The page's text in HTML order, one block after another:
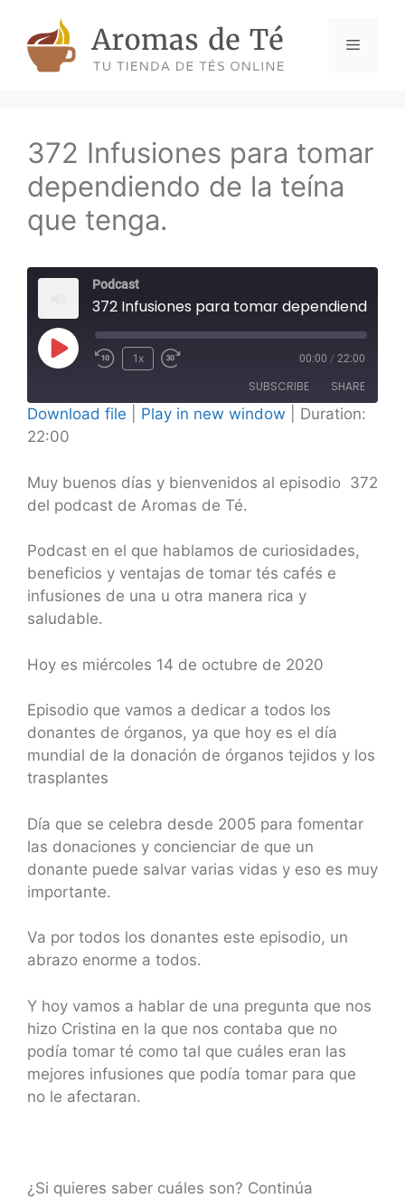
content
Menu
372 Infusiones para tomar
dependiendo de la teína
que tenga.
Podcast
Play
1x 00:00 / 22:00
SUBSCRIBE SHARE
SHARE
LINK
EMBED
Download file Play in new window
Duration:
22:00
Muy buenos días y bienvenidos al episodio 372
del podcast de Aromas de Té.
Podcast en el que hablamos de curiosidades,
beneficios y ventajas de tomar tés cafés e
infusiones de una u otra manera rica y
saludable.
Hoy es miércoles 14 de octubre de 2020
Episodio que vamos a dedicar a todos los
donantes de órganos, ya que hoy es el día
mundial de la donación de órganos tejidos y los
trasplantes
Día que se celebra desde 2005 para fomentar
las donaciones y concienciar de que un
donante puede salvar varias vidas y eso es muy
importante.
Va por todos los donantes este episodio, un
abrazo enorme a todos.
Y hoy vamos a hablar de una pregunta que nos
hizo Cristina en la que nos contaba que no
podía tomar té como tal que cuáles eran las
mejores infusiones que podía tomar para que
no le afectaran.
¿Si quieres saber cuáles son? Continúa